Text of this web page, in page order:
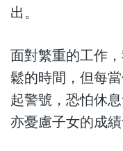
出。
面對繁重的工作
鬆的時間，但每
起警號，恐怕休
亦憂慮子女的成